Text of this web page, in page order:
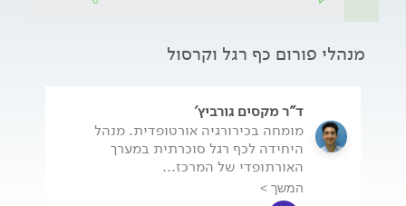
מנהלי פורום כף רגל וקרסול
ד"ר מקסים גורביץ'
מומחה בכירורגיה אורטופדית. מנהל
היחידה לכף רגל סוכרתית במערך
האורתופדי של המרכז...
המשך >